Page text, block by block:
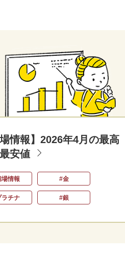
場情報】2026年4月の最高
安値
場情報 #金
ラチナ #銀